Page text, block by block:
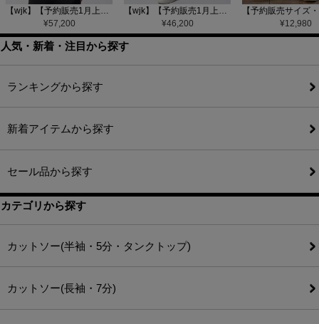
【wjk】【予約販売1月上旬～中旬入荷】function knit jacket(jacquard check) ニットジャケット(207 mw08j)
¥57,200
【wjk】【予約販売1月上旬～中旬入荷】function knit easy slacks(jacquard check) ニットイージーパンツ(504 mw08j)
¥46,200 ¥12,980
人気・新着・注目から探す
ランキングから探す
新着アイテムから探す
セール品から探す
カテゴリから探す
カットソー(半袖・5分・タンクトップ)
カットソー(長袖・7分)